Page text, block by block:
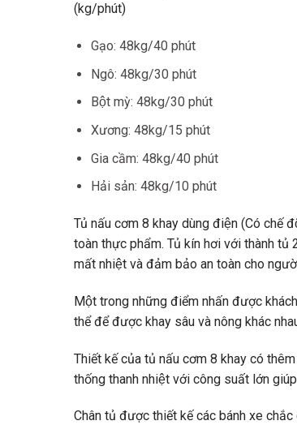
(kg/phút)
Gạo: 48kg/40 phút
Ngô: 48kg/30 phút
Bột mỳ: 48kg/30 phút
Xương: 48kg/15 phút
Gia cầm: 48kg/40 phút
Hải sản: 48kg/10 phút
Tủ nấu cơm 8 khay dùng điện (Có chế
toàn thực phẩm. Tủ kín hơi với thành
mất nhiệt và đảm bảo an toàn cho
Một trong những điểm nhấn được
thể để được khay sâu và nông khác
Thiết kế của tủ nấu cơm 8 khay có
thống thanh nhiệt với công suất lớn
Chân tủ được thiết kế các bánh xe